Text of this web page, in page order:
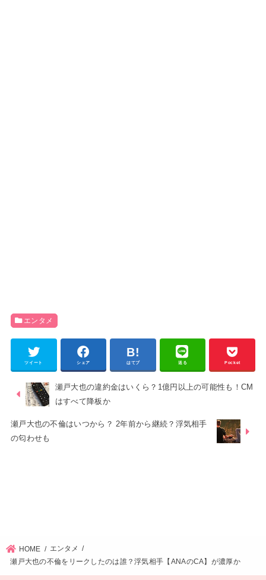
エンタメ
ツイート シェア はてブ 送る Pocket
瀬戸大也の違約金はいくら？1億円以上の可能性も！CM
はすべて降板か
瀬戸大也の不倫はいつから？ 2年前から継続？浮気相手
の匂わせも
HOME
エンタメ
瀬戸大也の不倫をリークしたのは誰？浮気相手【ANAのCA】が濃厚か